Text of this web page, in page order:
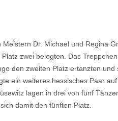
Dr. Michael und Regina
zwei belegten. Das
den zweiten Platz ertanzten und
ein weiteres hessisches Paar
lagen in drei von fünf
damit den fünften Platz.